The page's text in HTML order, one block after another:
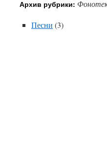
Архив рубрики:
Песни (3)